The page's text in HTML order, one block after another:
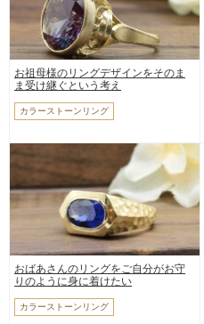
お祖母様のリングデザインをそのま
ま受け継ぐという考え
カラーストーンリング
おばあさんのリングをご自分がお守
りのように身に着けたい
カラーストーンリング